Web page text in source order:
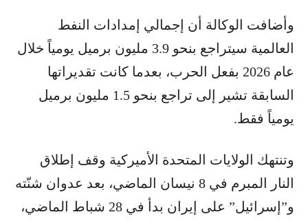
وأضافت الوكالة أن إجمالي إمدادات النفط
العالمية سيتراجع بنحو 3.9 مليون برميل يومياً خلال
عام 2026 بفعل الحرب، بعدما كانت تقديراتها
السابقة تشير إلى تراجع بنحو 1.5 مليون برميل
يومياً فقط.
وتنتهك الولايات المتحدة الأميركية وقف إطلاق
النار المبرم في 8 نيسان الماضي، بعد عدوان شنّته
و”إسرائيل” على إيران بدأ في 28 شباط الماضي،